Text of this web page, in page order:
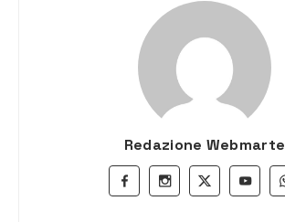
Redazione Webmarte